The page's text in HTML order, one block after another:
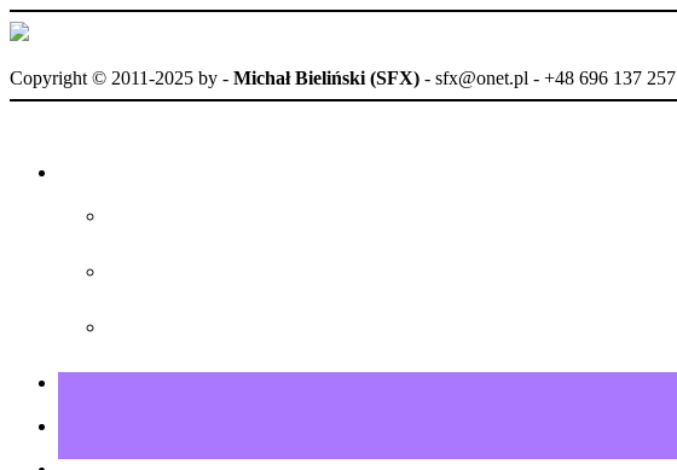
Copyright © 2011-2025 by - Michał Bieliński (SFX) - sfx@onet.pl - +48 696 137 257